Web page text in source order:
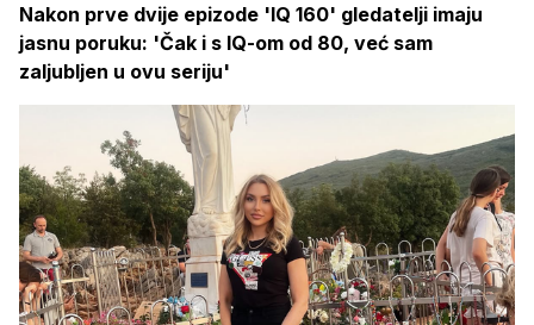
Nakon prve dvije epizode 'IQ 160' gledatelji imaju
jasnu poruku: 'Čak i s IQ-om od 80, već sam
zaljubljen u ovu seriju'